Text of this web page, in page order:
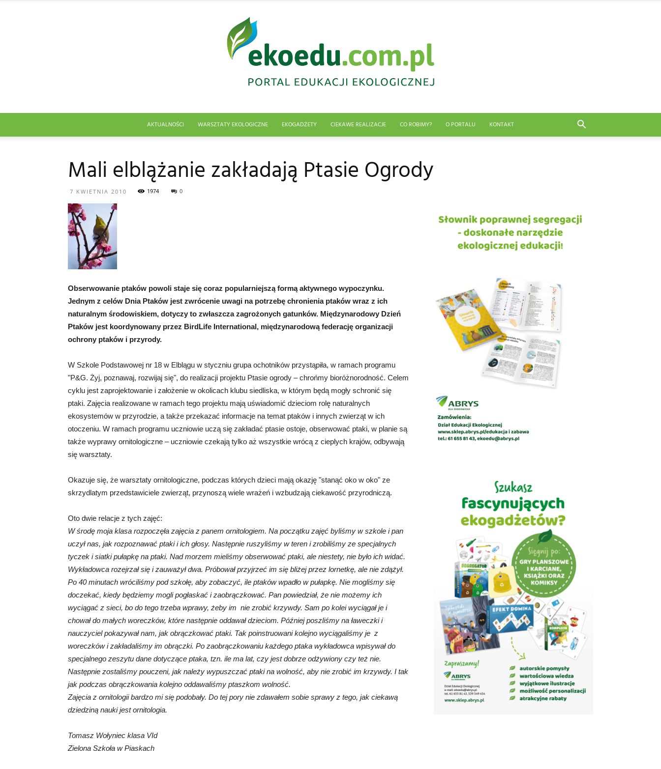
AKTUALNOŚCI WARSZTATY EKOLOGICZNE EKOGADŻETY CIEKAWE REALIZACJE CO ROBIMY? O PORTALU KONTAKT
Mali elblążanie zakładają Ptasie Ogrody
7 KWIETNIA 2010 1974 0
Obserwowanie ptaków powoli staje się coraz popularniejszą formą aktywnego wypoczynku.
Jednym z celów Dnia Ptaków jest zwrócenie uwagi na potrzebę chronienia ptaków wraz z ich
naturalnym środowiskiem, dotyczy to zwłaszcza zagrożonych gatunków. Międzynarodowy Dzień
Ptaków jest koordynowany przez BirdLife International, międzynarodową federację organizacji
ochrony ptaków i przyrody.
W Szkole Podstawowej nr 18 w Elblągu w styczniu grupa ochotników przystąpiła, w ramach programu
"P&G. Żyj, poznawaj, rozwijaj się", do realizacji projektu Ptasie ogrody – chrońmy bioróżnorodność. Celem
cyklu jest zaprojektowanie i założenie w okolicach klubu siedliska, w którym będą mogły schronić się
ptaki. Zajęcia realizowane w ramach tego projektu mają uświadomić dzieciom rolę naturalnych
ekosystemów w przyrodzie, a także przekazać informacje na temat ptaków i innych zwierząt w ich
otoczeniu. W ramach programu uczniowie uczą się zakładać ptasie ostoje, obserwować ptaki, w planie są
także wyprawy ornitologiczne – uczniowie czekają tylko aż wszystkie wrócą z cieplych krajów, odbywają
się warsztaty.
Okazuje się, że warsztaty ornitologiczne, podczas których dzieci mają okazję "stanąć oko w oko" ze
skrzydlatym przedstawiciele zwierząt, przynoszą wiele wrażeń i wzbudzają ciekawość przyrodniczą.
Oto dwie relacje z tych zajęć:
W środę moja klasa rozpoczęła zajęcia z panem ornitologiem. Na początku zajęć byliśmy w szkole i pan
uczył nas, jak rozpoznawać ptaki i ich głosy. Następnie ruszyliśmy w teren i zrobiliśmy ze specjalnych
tyczek i siatki pułapkę na ptaki. Nad morzem mieliśmy obserwować ptaki, ale niestety, nie było ich widać.
Wykładowca rozejrzał się i zauważył dwa. Próbował przyjrzeć im się bliżej przez lornetkę, ale nie zdążył.
Po 40 minutach wróciliśmy pod szkołę, aby zobaczyć, ile ptaków wpadło w pułapkę. Nie mogliśmy się
doczekać, kiedy będziemy mogli pogłaskać i zaobrączkować. Pan powiedział, że nie możemy ich
wyciągać z sieci, bo do tego trzeba wprawy, żeby im nie zrobić krzywdy. Sam po kolei wyciągał je i
chował do małych woreczków, które następnie oddawał dzieciom. Później poszliśmy na ławeczki i
nauczyciel pokazywał nam, jak obrączkować ptaki. Tak poinstruowani kolejno wyciągaliśmy je z
woreczków i zakładaliśmy im obrączki. Po zaobrączkowaniu każdego ptaka wykładowca wpisywał do
specjalnego zeszytu dane dotyczące ptaka, tzn. ile ma lat, czy jest dobrze odżywiony czy też nie.
Następnie zostaliśmy pouczeni, jak należy wypuszczać ptaki na wolność, aby nie zrobić im krzywdy. I tak
jak podczas obrączkowania kolejno oddawaliśmy ptaszkom wolność.
Zajęcia z ornitologii bardzo mi się podobały. Do tej pory nie zdawałem sobie sprawy z tego, jak ciekawą
dziedziną nauki jest ornitologia.
Tomasz Wołyniec klasa VId
Zielona Szkoła w Piaskach